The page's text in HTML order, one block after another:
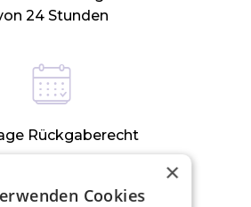
24 Stunden
Rückgaberecht
×
Cookies